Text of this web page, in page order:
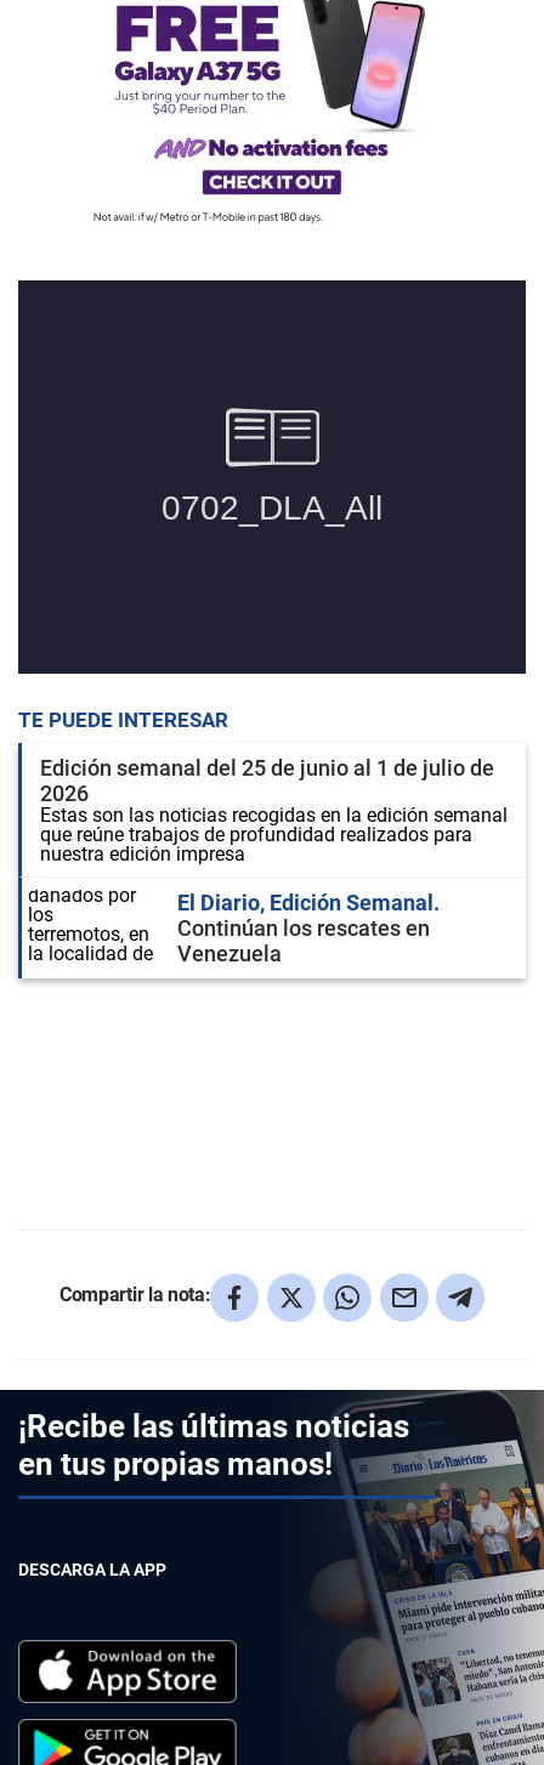
TE PUEDE INTERESAR
Edición semanal del 25 de junio al 1 de julio de
2026
Estas son las noticias recogidas en la edición semanal
que reúne trabajos de profundidad realizados para
nuestra edición impresa
El Diario, Edición Semanal
Continúan los rescates en
Venezuela
Compartir la nota:
¡Recibe las últimas noticias
en tus propias manos!
DESCARGA LA APP